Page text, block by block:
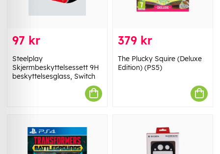
97 kr
Steelplay
Skjermbeskyttelsessett 9H
beskyttelsesglass, Switch
379 kr
The Plucky Squire (Deluxe
Edition) (PS5)